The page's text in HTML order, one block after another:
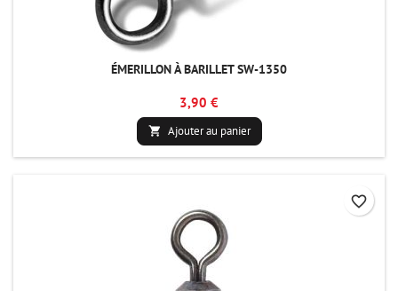
ÉMERILLON À BARILLET SW-1350
3,90 €
 Ajouter au panier
favorite_border